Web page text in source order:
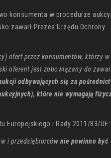
konsumenta w procedurze
zawarł Prezes Urzędu Ochrony
ofert przez konsumentów, którzy w
oferent jest zobowiązany do
odbywających się za
które nie wymagają
Europejskiego i Rady 2011/83/UE:
i przedsiębiorców nie powinno być